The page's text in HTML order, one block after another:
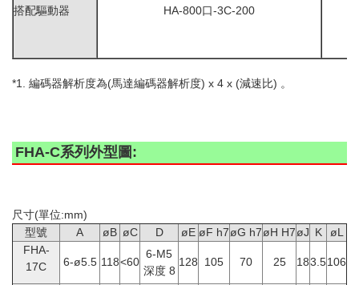
搭配驅動器 HA-800口-3C-200
*1. 編碼器解析度為(馬達編碼器解析度) x 4 x (減速比) 。
FHA-C系列外型圖:
尺寸(單位:mm)
型號
A øB øC D øE øF h7øG h7øH H7øJ K
øL
FHA-
17C
6-ø5.5 118<60
6-M5
深度 8
128 105 70 25 183.5106